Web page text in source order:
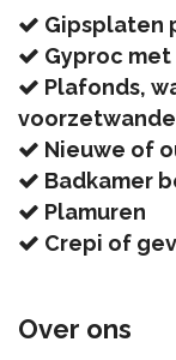
Gipsplaten
Gyproc
Plafonds,
Nieuwe of
Badkamer
Plamuren
Crepi of
Over ons